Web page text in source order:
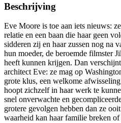
Beschrijving
Eve Moore is toe aan iets nieuws:
relatie en een baan die haar geen
sidderen zij en haar zussen nog na
hun moeder, de beroemde filmster
heeft kunnen krijgen. Dan
architect Eve: ze mag op
grote klus, een welkome
hoopt zichzelf in haar werk te
snel onverwachte en
grotere gevolgen hebben dan ze
waarheid kan haar familie breken